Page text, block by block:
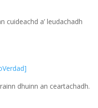
cuideachd a’ leudachadh
dhuinn an ceartachadh.